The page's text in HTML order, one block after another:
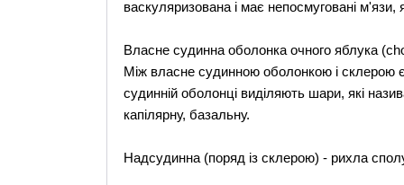
васкуляризована і має непосмуговані
Власне судинна оболонка очного яблука
Між власне судинною оболонкою і склерою
судинній оболонці виділяють шари, які
капілярну, базальну.
Надсудинна (поряд із склерою) - рихла